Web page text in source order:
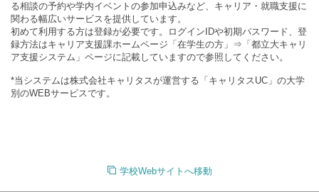
る相談の予約や学内イベントの参加申込みなど、キャリア・就職支援に
関わる幅広いサービスを提供しています。
初めて利用する方は登録が必要です。ログインIDや初期パスワード、登
録方法はキャリア支援課ホームページ「在学生の方」⇒「都立大キャリ
ア支援システム」ページに記載していますので参照してください。
*当システムは株式会社キャリタスが運営する「キャリタスUC」の大学
別のWEBサービスです。
学校Webサイトへ移動